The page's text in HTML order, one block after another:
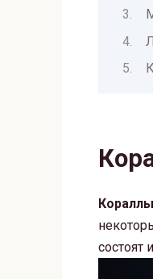
Кораллы
состоят